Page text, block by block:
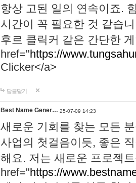
항상 고된 일의 연속이죠.
시간이 꼭 필요한 것 같습
후르 클릭커 같은 간단한
href="https://
Clicker</a>
답글달기
Best Name Gener… 25-07-09 14:23
새로운 기회를 찾는 모든
사업의 첫걸음이듯, 좋은
해요. 저는 새로운 프로젝
href="https://